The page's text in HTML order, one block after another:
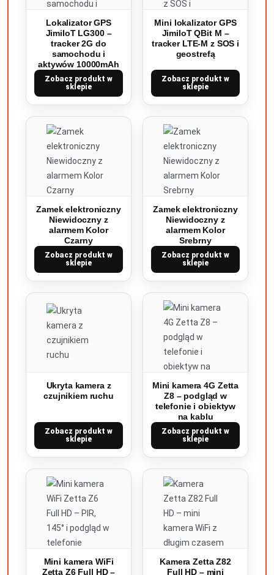
Lokalizator GPS
JimiIoT LG300 –
tracker 2G do
samochodu i
aktywów 10000mAh
Zobacz produkt w
sklepie
Mini lokalizator GPS
JimiIoT QBit M –
tracker LTE-M z SOS i
geostrefą
Zobacz produkt w
sklepie
Zamek elektroniczny
Niewidoczny z
alarmem Kolor
Czarny
Zobacz produkt w
sklepie
Zamek elektroniczny
Niewidoczny z
alarmem Kolor
Srebrny
Zobacz produkt w
sklepie
Ukryta kamera z
czujnikiem ruchu
Zobacz produkt w
sklepie
Mini kamera 4G Zetta
Z8 – podgląd w
telefonie i obiektyw
na kablu
Zobacz produkt w
sklepie
Mini kamera WiFi
Zetta Z6 Full HD –
Kamera Zetta Z82
Full HD – mini